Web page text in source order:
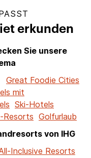
erkunden
Sie unsere
Great Foodie Cities
mit
Ski-Hotels
Resorts Golfurlaub
von IHG
Inclusive Resorts